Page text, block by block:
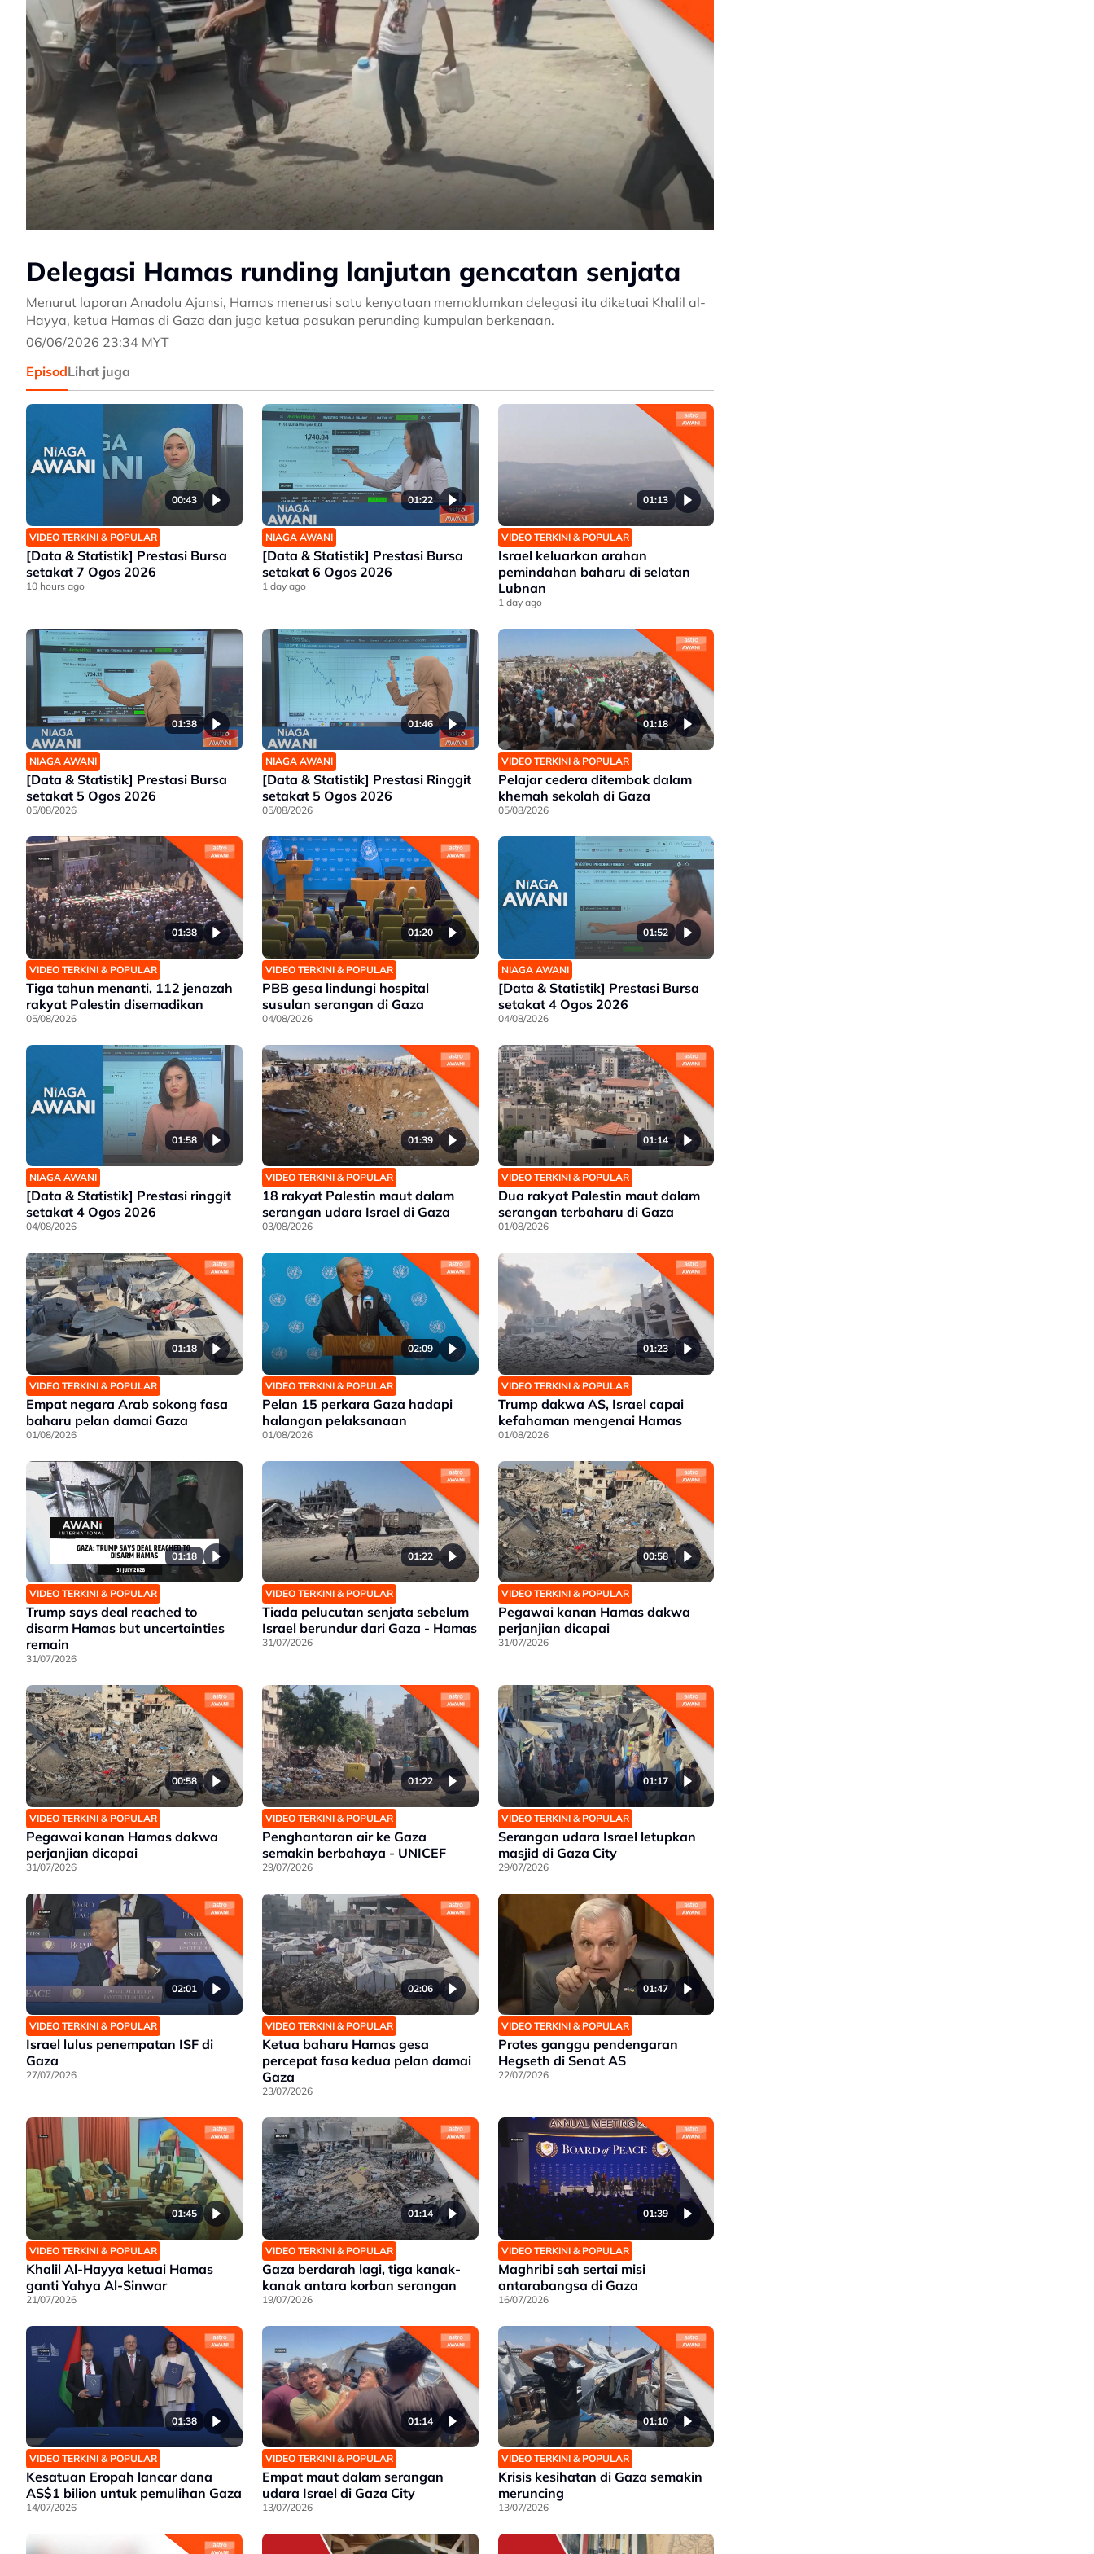
Delegasi Hamas runding lanjutan gencatan senjata
Menurut laporan Anadolu Ajansi, Hamas menerusi satu kenyataan memaklumkan delegasi itu diketuai Khalil al-
Hayya, ketua Hamas di Gaza dan juga ketua pasukan perunding kumpulan berkenaan.
06/06/2026 23:34 MYT
EpisodLihat juga
00:43
VIDEO TERKINI & POPULAR
[Data & Statistik] Prestasi Bursa
setakat 7 Ogos 2026
10 hours ago
01:22
NIAGA AWANI
[Data & Statistik] Prestasi Bursa
setakat 6 Ogos 2026
1 day ago
01:13
VIDEO TERKINI & POPULAR
Israel keluarkan arahan
pemindahan baharu di selatan
Lubnan
1 day ago
01:38
NIAGA AWANI
[Data & Statistik] Prestasi Bursa
setakat 5 Ogos 2026
05/08/2026
01:46
NIAGA AWANI
[Data & Statistik] Prestasi Ringgit
setakat 5 Ogos 2026
05/08/2026
01:18
VIDEO TERKINI & POPULAR
Pelajar cedera ditembak dalam
khemah sekolah di Gaza
05/08/2026
01:38
VIDEO TERKINI & POPULAR
Tiga tahun menanti, 112 jenazah
rakyat Palestin disemadikan
05/08/2026
01:20
VIDEO TERKINI & POPULAR
PBB gesa lindungi hospital
susulan serangan di Gaza
04/08/2026
01:52
NIAGA AWANI
[Data & Statistik] Prestasi Bursa
setakat 4 Ogos 2026
04/08/2026
01:58
NIAGA AWANI
[Data & Statistik] Prestasi ringgit
setakat 4 Ogos 2026
04/08/2026
01:39
VIDEO TERKINI & POPULAR
18 rakyat Palestin maut dalam
serangan udara Israel di Gaza
03/08/2026
01:14
VIDEO TERKINI & POPULAR
Dua rakyat Palestin maut dalam
serangan terbaharu di Gaza
01/08/2026
01:18
VIDEO TERKINI & POPULAR
Empat negara Arab sokong fasa
baharu pelan damai Gaza
01/08/2026
02:09
VIDEO TERKINI & POPULAR
Pelan 15 perkara Gaza hadapi
halangan pelaksanaan
01/08/2026
01:23
VIDEO TERKINI & POPULAR
Trump dakwa AS, Israel capai
kefahaman mengenai Hamas
01/08/2026
01:18
VIDEO TERKINI & POPULAR
Trump says deal reached to
disarm Hamas but uncertainties
remain
31/07/2026
01:22
VIDEO TERKINI & POPULAR
Tiada pelucutan senjata sebelum
Israel berundur dari Gaza - Hamas
31/07/2026
00:58
VIDEO TERKINI & POPULAR
Pegawai kanan Hamas dakwa
perjanjian dicapai
31/07/2026
00:58
VIDEO TERKINI & POPULAR
Pegawai kanan Hamas dakwa
perjanjian dicapai
31/07/2026
01:22
VIDEO TERKINI & POPULAR
Penghantaran air ke Gaza
semakin berbahaya - UNICEF
29/07/2026
01:17
VIDEO TERKINI & POPULAR
Serangan udara Israel letupkan
masjid di Gaza City
29/07/2026
02:01
VIDEO TERKINI & POPULAR
Israel lulus penempatan ISF di
Gaza
27/07/2026
02:06
VIDEO TERKINI & POPULAR
Ketua baharu Hamas gesa
percepat fasa kedua pelan damai
Gaza
23/07/2026
01:47
VIDEO TERKINI & POPULAR
Protes ganggu pendengaran
Hegseth di Senat AS
22/07/2026
01:45
VIDEO TERKINI & POPULAR
Khalil Al-Hayya ketuai Hamas
ganti Yahya Al-Sinwar
21/07/2026
01:14
VIDEO TERKINI & POPULAR
Gaza berdarah lagi, tiga kanak-
kanak antara korban serangan
19/07/2026
01:39
VIDEO TERKINI & POPULAR
Maghribi sah sertai misi
antarabangsa di Gaza
16/07/2026
01:38
VIDEO TERKINI & POPULAR
Kesatuan Eropah lancar dana
AS$1 bilion untuk pemulihan Gaza
14/07/2026
01:14
VIDEO TERKINI & POPULAR
Empat maut dalam serangan
udara Israel di Gaza City
13/07/2026
01:10
VIDEO TERKINI & POPULAR
Krisis kesihatan di Gaza semakin
meruncing
13/07/2026